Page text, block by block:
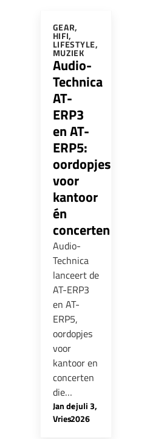
GEAR,
HIFI,
LIFESTYLE,
MUZIEK
Audio-
Technica
AT-
ERP3
en AT-
ERP5:
oordopjes
voor
kantoor
én
concerten
Audio-
Technica
lanceert de
AT-ERP3
en AT-
ERP5,
oordopjes
voor
kantoor en
concerten
die…
Jan de
Vries
-juli 3,
2026